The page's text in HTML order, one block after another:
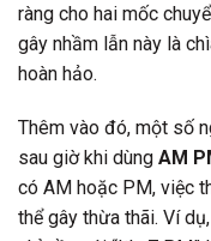
ràng cho hai mốc
gây nhầm lẫn này là
hoàn hảo.
Thêm vào đó, một số
sau giờ khi dùng AM
có AM hoặc PM, việc
thể gây thừa thãi. Ví